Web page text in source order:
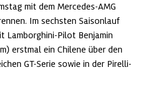
mit dem Mercedes-AMG
Im sechsten Saisonlauf
Lamborghini-Pilot Benjamin
erstmal ein Chilene über den
GT-Serie sowie in der Pirelli-